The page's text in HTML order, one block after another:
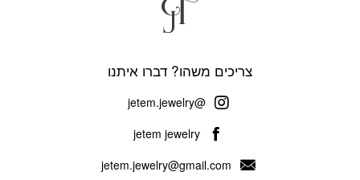
צריכים משהו? דברו איתנו
@jetem.jewelry
jetem jewelry
jetem.jewelry@gmail.com